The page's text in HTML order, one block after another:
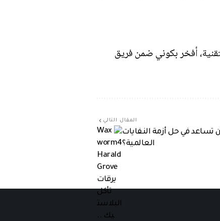
أفخر بكوني ضمن فريق
المقال التالي
تساعد في حل أزمة النفايات
العالمية؟